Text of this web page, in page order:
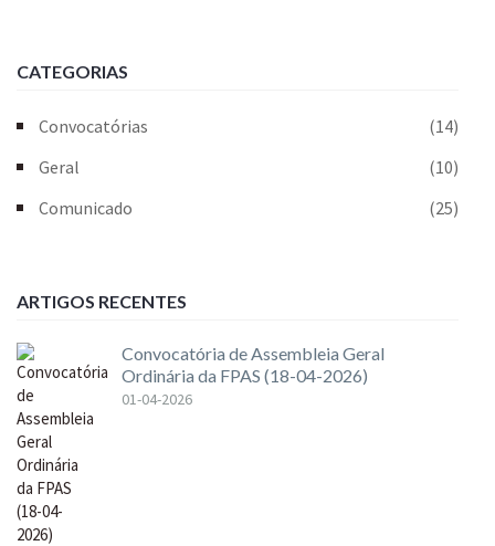
CATEGORIAS
Convocatórias
(14)
Geral
(10)
Comunicado
(25)
ARTIGOS RECENTES
Convocatória de Assembleia Geral
Ordinária da FPAS (18-04-2026)
01-04-2026